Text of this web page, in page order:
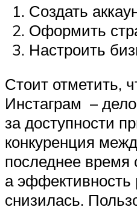
Создать
Оформить
Настроить
Стоит отметить,
Инстаграм –
за доступности
конкуренция
последнее время
а эффективность
снизилась.